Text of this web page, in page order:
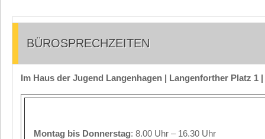
BÜROSPRECHZEITEN
Im Haus der Jugend Langenhagen | Langenforther Platz 1
Montag bis Donnerstag: 8.00 Uhr – 16.30 Uhr